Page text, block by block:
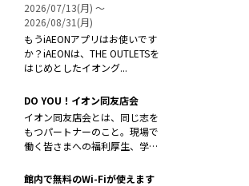
2026/07/13(月) 〜
2026/08/31(月)
もうiAEONアプリはお使いです
か？iAEONは、THE OUTLETSを
はじめとしたイオング...
DO YOU！イオン同友店会
イオン同友店会とは、同じ志を
もつパートナーのこと。現場で
働く皆さまへの福利厚生、学習
館内で無料のWi-Fiが使えます